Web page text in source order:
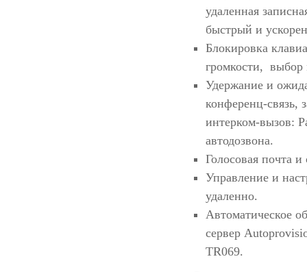
удаленная
быстрый и
Блокировка
громкости, выбор
Удержание и
конференц-связь,
интерком-вызов:
автодозвона.
Голосовая почта
Управление и
удаленно.
Автоматическое
сервер
TR069.